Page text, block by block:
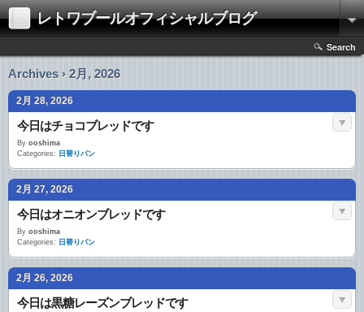
レトワブールオフィシャルブログ
Search
Archives › 2月, 2026
2月 28, 2026
今日はチョコブレッドです
By ooshima
Categories: 日替りパン
2月 27, 2026
今日はオニオンブレッドです
By ooshima
Categories: 日替りパン
2月 26, 2026
今日は黒糖レーズンブレッドです